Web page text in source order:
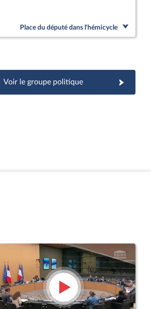
Place du député dans l'hémicycle
Voir le groupe politique